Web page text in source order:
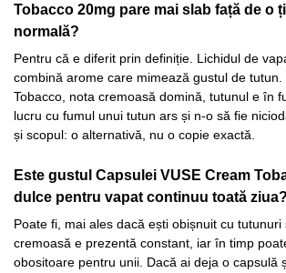
Tobacco 20mg pare mai slab față de o
normală?
Pentru că e diferit prin definiție. Lichidul de
combină arome care mimează gustul de tutun.
Tobacco, nota cremoasă domină, tutunul e în
lucru cu fumul unui tutun ars și n-o să fie
și scopul: o alternativă, nu o copie exactă.
Este gustul Capsulei VUSE Cream
dulce pentru vapat continuu toată ziua?
Poate fi, mai ales dacă ești obișnuit cu tutunuri
cremoasă e prezentă constant, iar în timp
obositoare pentru unii. Dacă ai deja o capsulă